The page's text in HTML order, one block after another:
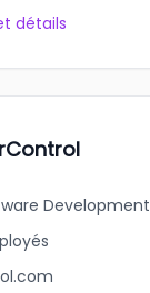
détails
Development